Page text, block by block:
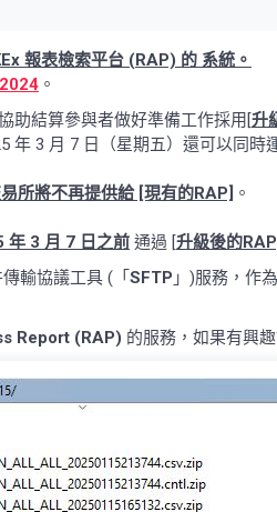
報表檢索平台 (RAP) 的 系統。
。
助結算參與者做好準備工作採用[升
年 3 月 7 日（星期五）還可以同時
所將不再提供給 [現有的RAP] 。
年 3 月 7 日之前 通過 [升級後的
輸協議工具 (「 SFTP 」)服務，作
Report (RAP) 的服務，如果有興